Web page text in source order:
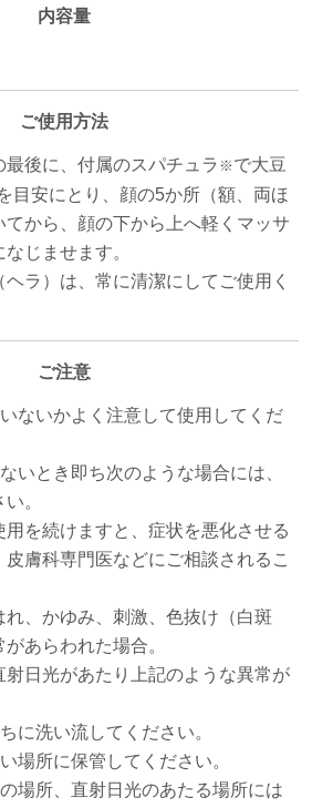
内容量
ご使用方法
後に、付属のスパチュラ ※ で大豆
目安にとり、顔の5か所（額、両ほ
から、顔の下から上へ軽くマッサ
じませます。
ラ）は、常に清潔にしてご使用く
ご注意
ないかよく注意して使用してくだ
いとき即ち次のような場合には、
。
を続けますと、症状を悪化させる
膚科専門医などにご相談されるこ
れ、かゆみ、刺激、色抜け（白斑
あらわれた場合。
射日光があたり上記のような異常が
に洗い流してください。
場所に保管してください。
場所、直射日光のあたる場所には